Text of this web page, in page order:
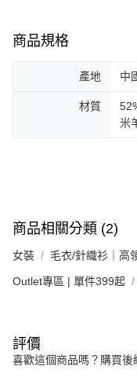
商品規格
產地 中
材質
米
商品相關分類 (2)
女裝 毛衣/針織衫｜高
Outlet專區 | 單件399起
評價
喜歡這個商品嗎？購買後